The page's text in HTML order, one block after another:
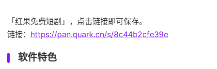
「红果免费短剧」，点击链接即可保存。
链接： https://pan.quark.cn/s/8c44b2cfe39e
软件特色